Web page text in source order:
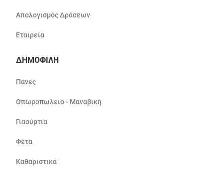
Απολογισμός Δράσεων
Εταιρεία
ΔΗΜΟΦΙΛΗ
Πάνες
Οπωροπωλείο - Μαναβική
Γιαούρτια
Φέτα
Καθαριστικά